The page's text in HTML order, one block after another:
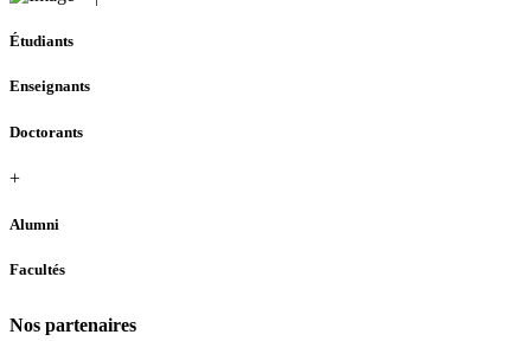
Étudiants
Enseignants
Doctorants
+
Alumni
Facultés
Nos partenaires